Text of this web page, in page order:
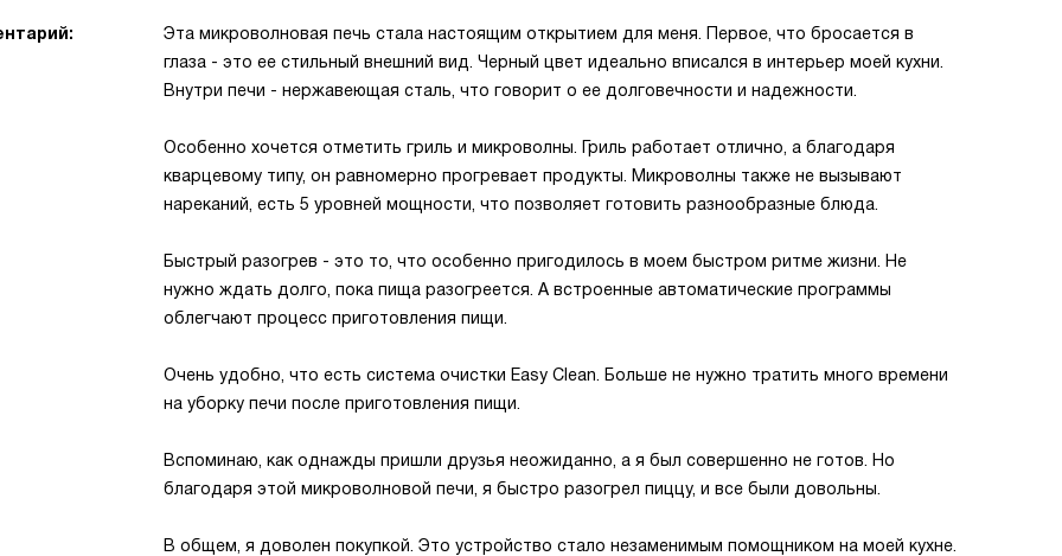
Эта микроволновая печь стала настоящим открытием для меня. Первое, что бросается в
глаза - это ее стильный внешний вид. Черный цвет идеально вписался в интерьер моей кухни.
Внутри печи - нержавеющая сталь, что говорит о ее долговечности и надежности.
Особенно хочется отметить гриль и микроволны. Гриль работает отлично, а благодаря
кварцевому типу, он равномерно прогревает продукты. Микроволны также не вызывают
нареканий, есть 5 уровней мощности, что позволяет готовить разнообразные блюда.
Быстрый разогрев - это то, что особенно пригодилось в моем быстром ритме жизни. Не
нужно ждать долго, пока пища разогреется. А встроенные автоматические программы
облегчают процесс приготовления пищи.
Очень удобно, что есть система очистки Easy Clean. Больше не нужно тратить много времени
на уборку печи после приготовления пищи.
Вспоминаю, как однажды пришли друзья неожиданно, а я был совершенно не готов. Но
благодаря этой микроволновой печи, я быстро разогрел пиццу, и все были довольны.
В общем, я доволен покупкой. Это устройство стало незаменимым помощником на моей кухне.